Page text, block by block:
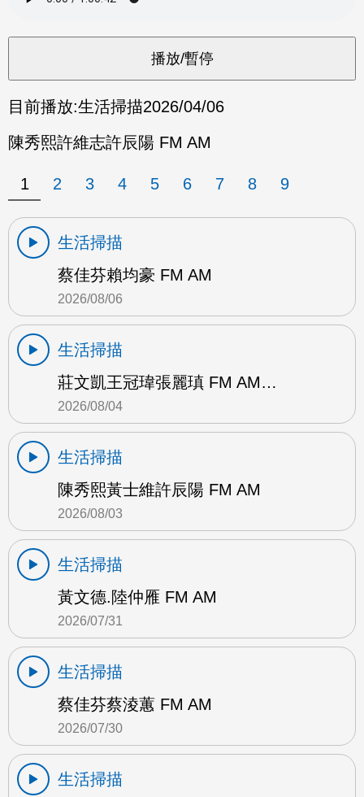
目前播放:生活掃描2026/04/06
陳秀熙許維志許辰陽 FM AM
1 2 3 4 5 6 7 8 9
生活掃描
蔡佳芬賴均豪 FM AM
2026/08/06
生活掃描
莊文凱王冠瑋張麗瑱 FM AM…
2026/08/04
生活掃描
陳秀熙黃士維許辰陽 FM AM
2026/08/03
生活掃描
黃文德.陸仲雁 FM AM
2026/07/31
生活掃描
蔡佳芬蔡淩蕙 FM AM
2026/07/30
生活掃描